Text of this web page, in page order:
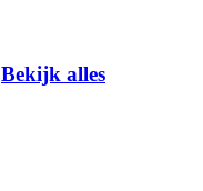
Bekijk alles